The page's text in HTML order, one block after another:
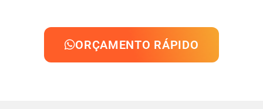
ORÇAMENTO RÁPIDO